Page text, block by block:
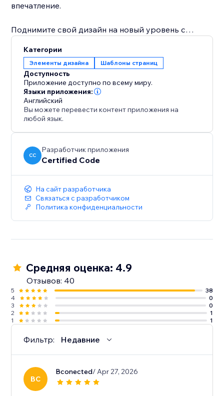
впечатление.
Поднимите свой дизайн на новый уровень с
позвольте вашему сайту заявить о себе.
Категории
Элементы дизайна Шаблоны страниц
Доступность
Приложение доступно по всему миру.
Языки приложения:
Английский
Вы можете перевести контент приложения на
любой язык.
CC
Разработчик приложения
Certified Code
На сайт разработчика
Связаться с разработчиком
Политика конфиденциальности
Средняя оценка: 4.9
Отзывов: 40
5
38
4
0
3
0
2
1
1
1
Фильтр: Недавние
BC
Bconected/ Apr 27, 2026